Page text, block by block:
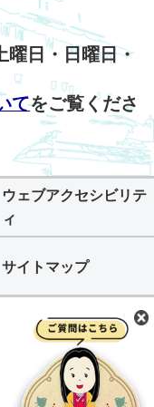
曜日・日曜日・
てをご覧くださ
ウェブアクセシビリテ
ィ
サイトマップ